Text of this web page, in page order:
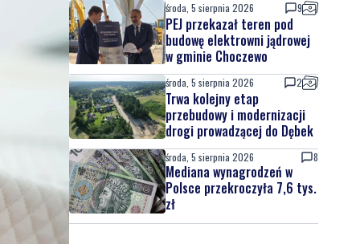
środa, 5 sierpnia 2026 9
PEJ przekazał teren pod
budowę elektrowni jądrowej
w gminie Choczewo
środa, 5 sierpnia 2026 2
Trwa kolejny etap
przebudowy i modernizacji
drogi prowadzącej do Dębek
środa, 5 sierpnia 2026 8
Mediana wynagrodzeń w
Polsce przekroczyła 7,6 tys.
zł